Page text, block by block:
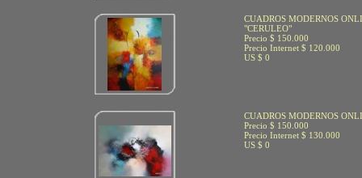
CUADROS MODERNOS
"CERULEO"
Precio $ 150.000
Precio Internet $ 120.000
US $ 0
CUADROS MODERNOS
Precio $ 150.000
Precio Internet $ 130.000
US $ 0